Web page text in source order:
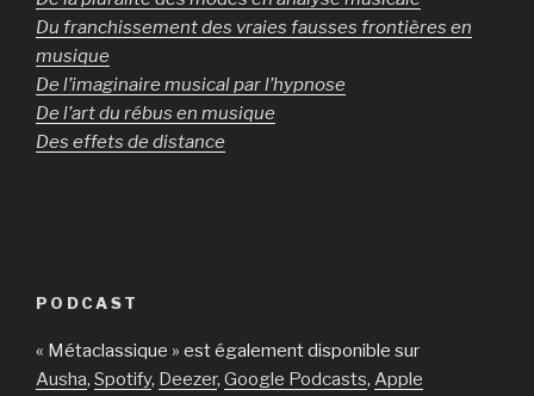
Du franchissement des vraies fausses frontières en
musique
De l’imaginaire musical par l’hypnose
De l’art du rébus en musique
Des effets de distance
PODCAST
« Métaclassique » est également disponible sur
Ausha, Spotify, Deezer, Google Podcasts, Apple